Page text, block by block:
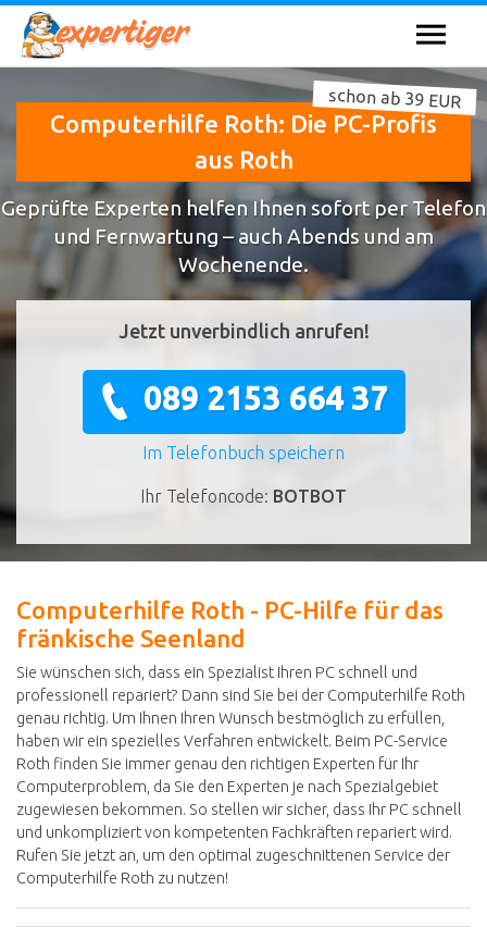
Computerhilfe Roth: Die PC-Profis
aus Roth
schon ab 39 EUR
Geprüfte Experten helfen Ihnen sofort per Telefon
und Fernwartung – auch Abends und am
Wochenende.
Jetzt unverbindlich anrufen!
089 2153 664 37
Im Telefonbuch speichern
Ihr Telefoncode: BOTBOT
Computerhilfe Roth - PC-Hilfe für das
fränkische Seenland
Sie wünschen sich, dass ein Spezialist Ihren PC schnell und
professionell repariert? Dann sind Sie bei der Computerhilfe Roth
genau richtig. Um Ihnen Ihren Wunsch bestmöglich zu erfüllen,
haben wir ein spezielles Verfahren entwickelt. Beim PC-Service
Roth finden Sie immer genau den richtigen Experten für Ihr
Computerproblem, da Sie den Experten je nach Spezialgebiet
zugewiesen bekommen. So stellen wir sicher, dass Ihr PC schnell
und unkompliziert von kompetenten Fachkräften repariert wird.
Rufen Sie jetzt an, um den optimal zugeschnittenen Service der
Computerhilfe Roth zu nutzen!